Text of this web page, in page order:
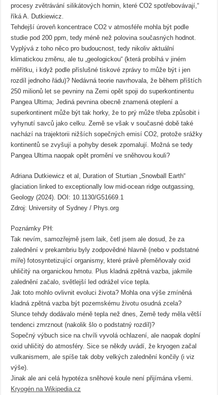
procesy zvětrávání silikátových hornin, které CO2 spotřebovávají,“
říká A. Dutkiewicz.
Tehdejší úroveň koncentrace CO2 v atmosféře mohla být podle
studie pod 200 ppm, tedy méně než polovina současných hodnot.
Vyplývá z toho něco pro budoucnost, tedy nikoliv aktuální
klimatickou změnu, ale tu „geologickou“ (která probíhá v jiném
měřítku, i když podle příslušné tiskové zprávy to může být i jen
rozdíl jednoho řádu)? Nedávná teorie navrhovala, že během příštích
250 milionů let se pevniny na Zemi opět spoji do superkontinentu
Pangea Ultima; Jediná pevnina obecně znamená oteplení a
superkontinent může být tak horky, že to prý může třeba způsobit i
vyhynutí savců jako celku. Země se však v současné době také
nachází na trajektorii nižších sopečných emisí CO2, protože srážky
kontinentů se zvyšují a pohyby desek zpomalují. Možná se tedy
Pangea Ultima naopak opět promění ve sněhovou kouli?
Adriana Dutkiewicz et al, Duration of Sturtian „Snowball Earth“
glaciation linked to exceptionally low mid-ocean ridge outgassing,
Geology (2024). DOI: 10.1130/G51669.1
Zdroj: University of Sydney / Phys.org
Poznámky PH:
Tak nevím, samozřejmě jsem laik, četl jsem ale dosud, že za
zalednění v prekambriu byly zodpovědné hlavně (nebo v podstatné
míře) fotosyntetizující organismy, které právě přeměňovaly oxid
uhličitý na organickou hmotu. Plus kladná zpětná vazba, jakmile
zalednění začalo, světlejší led odrážel více tepla.
Jak toto mohlo ovlivnit evoluci života? Mohla ona výše zmíněná
kladná zpětná vazba být pozemskému životu osudná zcela?
Slunce tehdy dodávalo méně tepla než dnes, Země tedy měla větší
tendenci zmrznout (nakolik šlo o podstatný rozdíl)?
Sopečný výbuch sice na chvíli vyvolá ochlazení, ale naopak doplní
oxid uhličitý do atmosféry. Sice se někdy uvádí, že kryogen začal
vulkanismem, ale spíše tak doby velkých zalednění končily (i viz
výše).
Jinak ale ani celá hypotéza sněhové koule není přijímána všemi.
Kryogén na Wikipedia.cz